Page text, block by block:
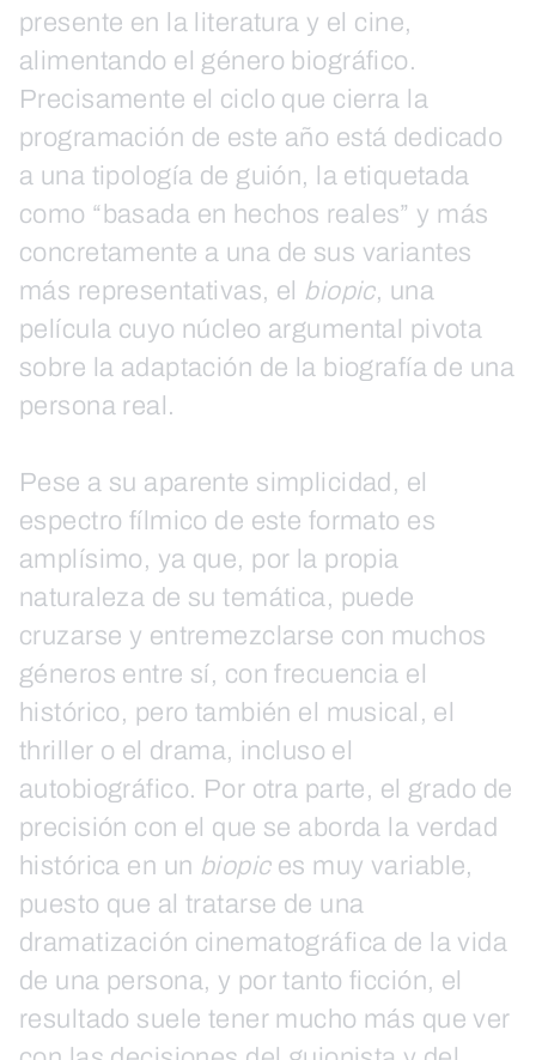
presente en la literatura y el cine,
alimentando el género biográfico.
Precisamente el ciclo que cierra la
programación de este año está dedicado
a una tipología de guión, la etiquetada
como “basada en hechos reales” y más
concretamente a una de sus variantes
más representativas, el biopic, una
película cuyo núcleo argumental pivota
sobre la adaptación de la biografía de una
persona real.
Pese a su aparente simplicidad, el
espectro fílmico de este formato es
amplísimo, ya que, por la propia
naturaleza de su temática, puede
cruzarse y entremezclarse con muchos
géneros entre sí, con frecuencia el
histórico, pero también el musical, el
thriller o el drama, incluso el
autobiográfico. Por otra parte, el grado de
precisión con el que se aborda la verdad
histórica en un biopices muy variable,
puesto que al tratarse de una
dramatización cinematográfica de la vida
de una persona, y por tanto ficción, el
resultado suele tener mucho más que ver